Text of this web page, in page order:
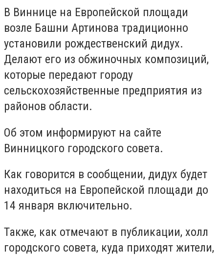
В Виннице на Европейской площади
возле Башни Артинова традиционно
установили рождественский дидух.
Делают его из обжиночных композиций,
которые передают городу
сельскохозяйственные предприятия из
районов области.
Об этом информируют на сайте
Винницкого городского совета.
Как говорится в сообщении, дидух будет
находиться на Европейской площади до
14 января включительно.
Также, как отмечают в публикации, холл
городского совета, куда приходят жители,